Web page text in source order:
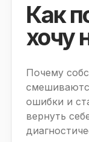
Как
хочу
Почему
ошибки и
вернуть